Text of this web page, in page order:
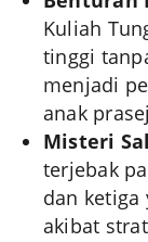
Kuliah
tinggi
menjadi
anak
Misteri
terjebak
dan
akibat